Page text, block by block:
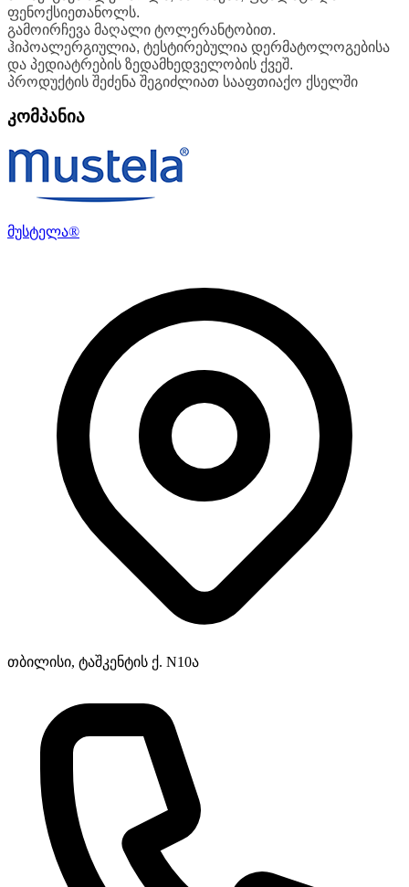
ფენოქსიეთანოლს.
გამოირჩევა მაღალი ტოლერანტობით.
ჰიპოალერგიულია, ტესტირებულია დერმატოლოგებისა
და პედიატრების ზედამხედველობის ქვეშ.
პროდუქტის შეძენა შეგიძლიათ სააფთიაქო ქსელში
კომპანია
მუსტელა®
თბილისი, ტაშკენტის ქ. N10ა